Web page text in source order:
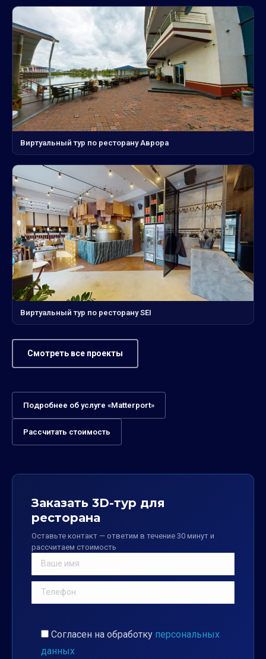
Виртуальный тур по ресторану Аврора
Виртуальный тур по ресторану SEI
Смотреть все проекты
Подробнее об услуге «Matterport»
Рассчитать стоимость
Заказать 3D-тур для
ресторана
Оставьте контакт — ответим в течение 30 минут и
рассчитаем стоимость
Согласен на обработку персональных
данных